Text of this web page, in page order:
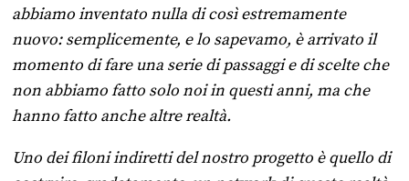
abbiamo inventato nulla di così estremamente
nuovo: semplicemente, e lo sapevamo, è arrivato il
momento di fare una serie di passaggi e di scelte che
non abbiamo fatto solo noi in questi anni, ma che
hanno fatto anche altre realtà.
Uno dei filoni indiretti del nostro progetto è quello di